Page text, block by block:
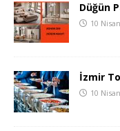
Düğün
10
İzmir
10